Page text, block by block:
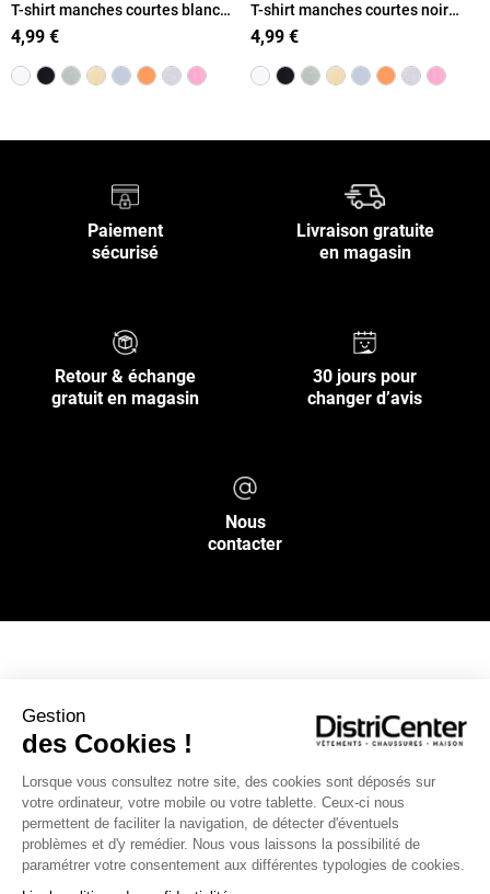
Gestion
des Cookies !
Lorsque vous consultez notre site, des cookies sont déposés sur
votre ordinateur, votre mobile ou votre tablette. Ceux-ci nous
permettent de faciliter la navigation, de détecter d'éventuels
problèmes et d'y remédier. Nous vous laissons la possibilité de
paramétrer votre consentement aux différentes typologies de cookies.
T-shirt manches courtes blanc
femme
4,99 €
T-shirt manches courtes noir
femme
4,99 €
Paiement
sécurisé
Livraison gratuite
en magasin
Retour & échange
gratuit en magasin
30 jours pour
changer d’avis
Nous
contacter
INFOS PRATIQUES
L’ENSEIGNE DISTRICENTER
Suivez-nous